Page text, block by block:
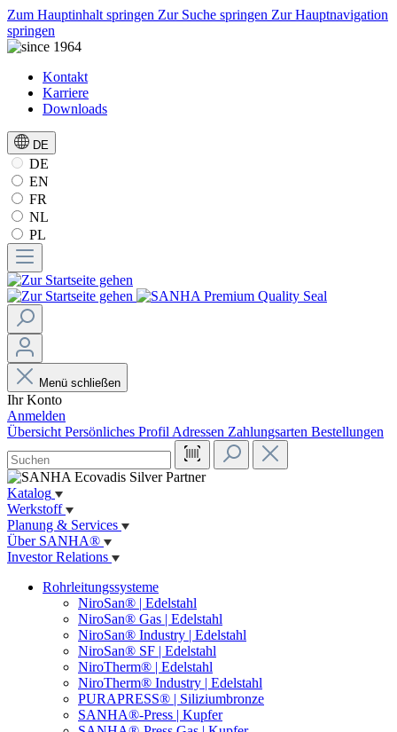
Zum Hauptinhalt springen Zur Suche springen Zur Hauptnavigation
springen
Kontakt
Karriere
Downloads
DE
DE
EN
FR
NL
PL
Menü schließen
Ihr Konto
Anmelden
Übersicht Persönliches Profil Adressen Zahlungsarten Bestellungen
Katalog
Werkstoff
Planung & Services
Über SANHA®
Investor Relations
Rohrleitungssysteme
NiroSan® | Edelstahl
NiroSan® Gas | Edelstahl
NiroSan® Industry | Edelstahl
NiroSan® SF | Edelstahl
NiroTherm® | Edelstahl
NiroTherm® Industry | Edelstahl
PURAPRESS® | Siliziumbronze
SANHA®-Press | Kupfer